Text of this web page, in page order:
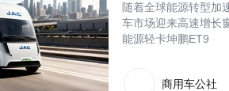
随着全球能源转型加
车市场迎来高速增长
能源轻卡坤鹏ET9
商用车公社